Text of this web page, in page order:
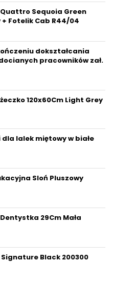
Sequoia Green
+ Fotelik Cab R44/04
dokształcania
pracowników zał.
120x60Cm Light Grey
dla lalek miętowy w białe
Sloń Pluszowy
29Cm Mała
Black 200300